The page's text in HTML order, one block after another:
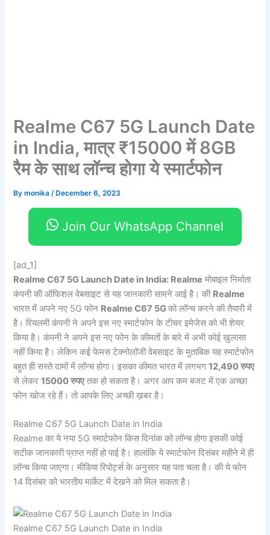
Realme C67 5G Launch Date
in India, मात्र ₹15000 में 8GB
रैम के साथ लॉन्च होगा ये स्मार्टफोन
Bymonika/ December 6, 2023
Join Our WhatsApp Channel
[ad_1]
Realme C67 5G Launch Date in India: Realme मोबाइल निर्माता
कंपनी की ऑफिशल वेबसाइट से यह जानकारी सामने आई है। की Realme
भारत में अपने नए 5G फोन Realme C67 5Gको लॉन्च करने की तैयारी में
है। रियलमी कंपनी ने अपने इस नए स्मार्टफोन के टीचर इमेजेस को भी शेयर
किया है। कंपनी ने अपने इस नए फोन के कीमतों के बारे में अभी कोई खुलासा
नहीं किया है। लेकिन कई फेमस टेक्नोलॉजी वेबसाइट के मुताबिक यह स्मार्टफोन
बहुत ही सस्ते दामों में लॉन्च होगा। इसका कीमत भारत में लगभग12,490 रुपए
से लेकर15000 रुपएतक हो सकता है। अगर आप कम बजट में एक अच्छा
फोन खोज रहे हैं। तो आपके लिए अच्छी ख़बर है।
Realme C67 5G Launch Date in India
Realme का ये नया 5G स्मार्टफोन किस दिनांक को लॉन्च होगा इसकी कोई
सटीक जानकारी प्राप्त नहीं हो पाई है। हालांकि ये स्मार्टफोन दिसंबर महीने में ही
लॉन्च किया जाएगा। मीडिया रिपोर्ट्स के अनुसार यह पता चला है। की ये फोन
14 दिसंबर को भारतीय मार्केट में देखने को मिल सकता है।
Realme C67 5G Launch Date in India